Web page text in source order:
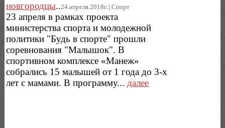
новгородцы..24.апреля.2018г..|.Спорт
23 апреля в рамках проекта
министерства спорта и молодежной
политики "Будь в спорте" прошли
соревнования "Малышок". В
спортивном комплексе «Манеж»
собрались 15 малышей от 1 года до 3-х
лет с мамами. В программу...далее